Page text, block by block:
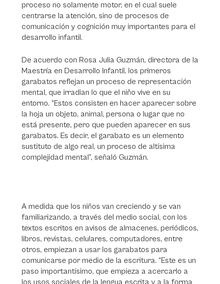
proceso no solamente motor, en el cual suele
centrarse la atención, sino de procesos de
comunicación y cognición muy importantes para el
desarrollo infantil.
De acuerdo con Rosa Julia Guzmán, directora de la
Maestría en Desarrollo Infantil, los primeros
garabatos reflejan un proceso de representación
mental, que irradian lo que el niño vive en su
entorno. “Estos consisten en hacer aparecer sobre
la hoja un objeto, animal, persona o lugar que no
está presente, pero que pueden aparecer en sus
garabatos. Es decir, el garabato es un elemento
sustituto de algo real, un proceso de altísima
complejidad mental”, señaló Guzmán.
A medida que los niños van creciendo y se van
familiarizando, a través del medio social, con los
textos escritos en avisos de almacenes, periódicos,
libros, revistas, celulares, computadores, entre
otros, empiezan a usar los garabatos para
comunicarse por medio de la escritura. “Este es un
paso importantísimo, que empieza a acercarlo a
los usos sociales de la lengua escrita y a la forma